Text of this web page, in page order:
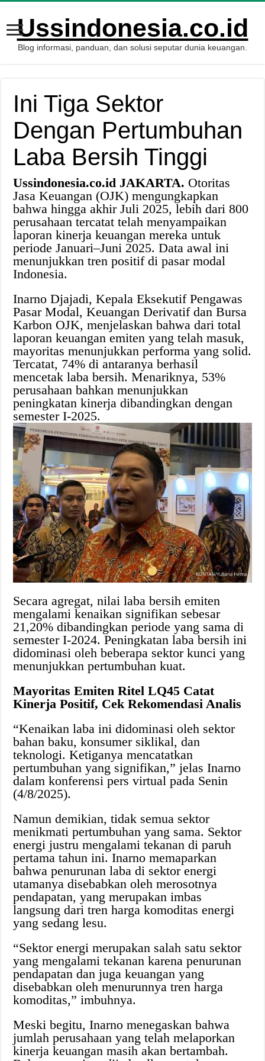
Ussindonesia.co.id
Blog informasi, panduan, dan solusi seputar dunia keuangan.
Ini Tiga Sektor
Dengan Pertumbuhan
Laba Bersih Tinggi
Ussindonesia.co.id JAKARTA. Otoritas
Jasa Keuangan (OJK) mengungkapkan
bahwa hingga akhir Juli 2025, lebih dari 800
perusahaan tercatat telah menyampaikan
laporan kinerja keuangan mereka untuk
periode Januari–Juni 2025. Data awal ini
menunjukkan tren positif di pasar modal
Indonesia.
Inarno Djajadi, Kepala Eksekutif Pengawas
Pasar Modal, Keuangan Derivatif dan Bursa
Karbon OJK, menjelaskan bahwa dari total
laporan keuangan emiten yang telah masuk,
mayoritas menunjukkan performa yang solid.
Tercatat, 74% di antaranya berhasil
mencetak laba bersih. Menariknya, 53%
perusahaan bahkan menunjukkan
peningkatan kinerja dibandingkan dengan
semester I-2025.
Secara agregat, nilai laba bersih emiten
mengalami kenaikan signifikan sebesar
21,20% dibandingkan periode yang sama di
semester I-2024. Peningkatan laba bersih ini
didominasi oleh beberapa sektor kunci yang
menunjukkan pertumbuhan kuat.
Mayoritas Emiten Ritel LQ45 Catat
Kinerja Positif, Cek Rekomendasi Analis
“Kenaikan laba ini didominasi oleh sektor
bahan baku, konsumer siklikal, dan
teknologi. Ketiganya mencatatkan
pertumbuhan yang signifikan,” jelas Inarno
dalam konferensi pers virtual pada Senin
(4/8/2025).
Namun demikian, tidak semua sektor
menikmati pertumbuhan yang sama. Sektor
energi justru mengalami tekanan di paruh
pertama tahun ini. Inarno memaparkan
bahwa penurunan laba di sektor energi
utamanya disebabkan oleh merosotnya
pendapatan, yang merupakan imbas
langsung dari tren harga komoditas energi
yang sedang lesu.
“Sektor energi merupakan salah satu sektor
yang mengalami tekanan karena penurunan
pendapatan dan juga keuangan yang
disebabkan oleh menurunnya tren harga
komoditas,” imbuhnya.
Meski begitu, Inarno menegaskan bahwa
jumlah perusahaan yang telah melaporkan
kinerja keuangan masih akan bertambah.